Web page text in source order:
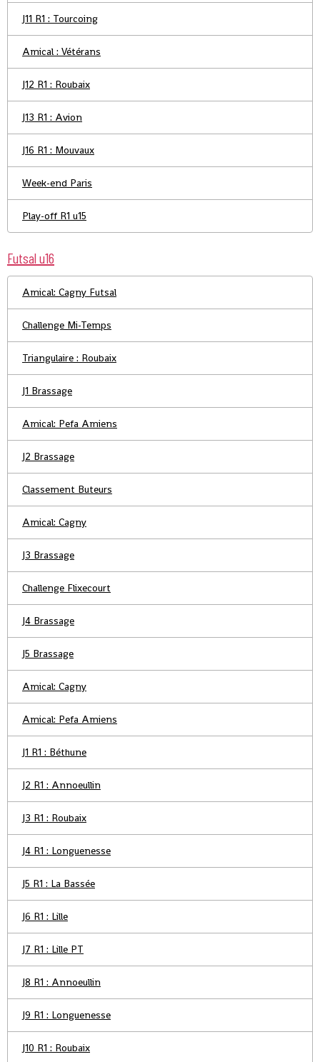
J11 R1 : Tourcoing
Amical : Vétérans
J12 R1 : Roubaix
J13 R1 : Avion
J16 R1 : Mouvaux
Week-end Paris
Play-off R1 u15
Futsal u16
Amical: Cagny Futsal
Challenge Mi-Temps
Triangulaire : Roubaix
J1 Brassage
Amical: Pefa Amiens
J2 Brassage
Classement Buteurs
Amical: Cagny
J3 Brassage
Challenge Flixecourt
J4 Brassage
J5 Brassage
Amical: Cagny
Amical: Pefa Amiens
J1 R1 : Béthune
J2 R1 : Annoeullin
J3 R1 : Roubaix
J4 R1 : Longuenesse
J5 R1 : La Bassée
J6 R1 : Lille
J7 R1 : Lille PT
J8 R1 : Annoeullin
J9 R1 : Longuenesse
J10 R1 : Roubaix